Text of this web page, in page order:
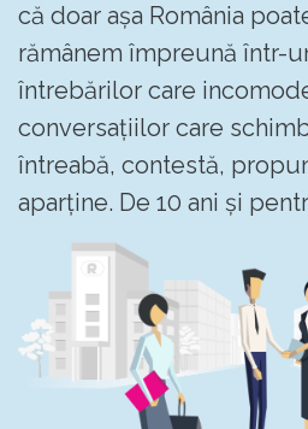
că doar așa România
rămânem împreună într-
întrebărilor care
conversațiilor care
întreabă, contestă,
aparține. De 10 ani și